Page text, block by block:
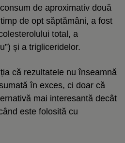
de aproximativ două
de opt săptămâni, a fost
total, a
și a trigliceridelor.
că rezultatele nu înseamnă
în exces, ci doar că
mai interesantă decât
este folosită cu